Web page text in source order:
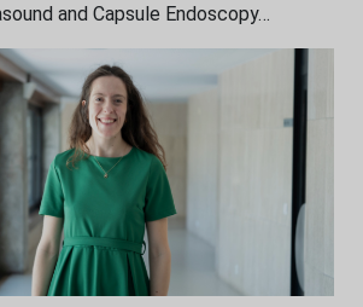
and Capsule Endoscopy…